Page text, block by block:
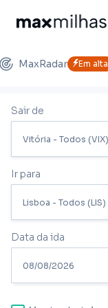
MaxRadar Em alta
Sair de
Ir para
Data da ida